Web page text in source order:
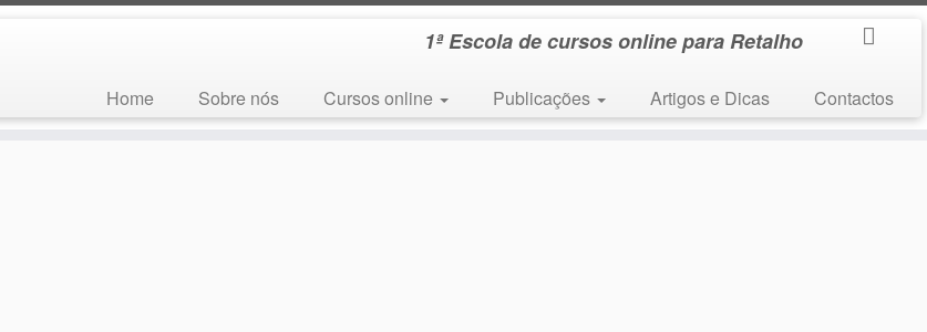
1ª Escola de cursos online para Retalho
Home Sobre nós Cursos online Publicações Artigos e Dicas Contactos